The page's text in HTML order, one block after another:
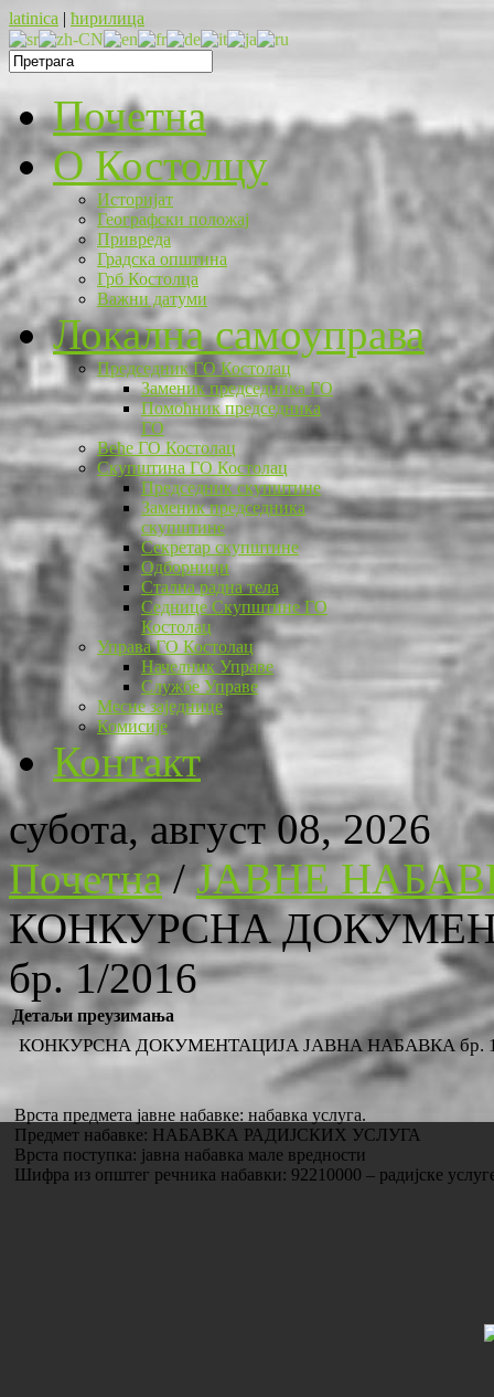
latinica | ћирилица
Почетна
O Костолцу
Историјат
Географски положај
Привреда
Градска општина
Грб Костолца
Важни датуми
Локална самоуправа
Председник ГО Костолац
Заменик председника ГО
Помоћник председника
ГО
Веће ГО Костолац
Скупштина ГО Костолац
Председник скупштине
Заменик председника
скупштине
Секретар скупштине
Одборници
Стална радна тела
Седнице Скупштине ГО
Костолац
Управа ГО Костолац
Начелник Управе
Службе Управе
Месне заједнице
Комисије
Контакт
субота, август 08, 2026
Почетна/ЈАВНЕ
КОНКУРСНА
бр. 1/2016
Детаљи преузимања
КОНКУРСНА ДОКУМЕНТАЦИЈА ЈАВНА НАБАВКА бр.
Врста предмета јавне набавке: набавка услуга.
Предмет набавке: НАБАВКА РАДИЈСКИХ УСЛУГА
Врста поступка: јавна набавка мале вредности
Шифра из општег речника набавки: 92210000 – радијске